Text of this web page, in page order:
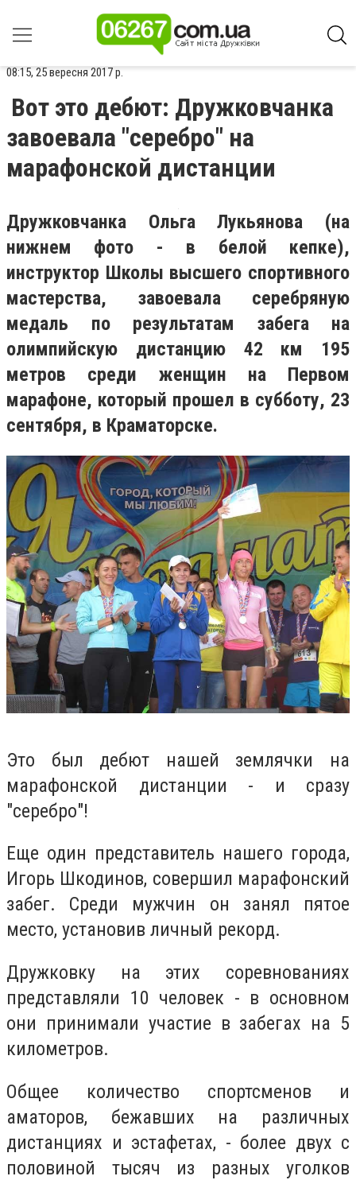
08:15, 25 вересня 2017 р.
Вот это дебют: Дружковчанка
завоевала "серебро" на
марафонской дистанции
Дружковчанка Ольга Лукьянова (на
нижнем фото - в белой кепке),
инструктор Школы высшего спортивного
мастерства, завоевала серебряную
медаль по результатам забега на
олимпийскую дистанцию 42 км 195
метров среди женщин на Первом
марафоне, который прошел в субботу, 23
сентября, в Краматорске.
Это был дебют нашей землячки на
марафонской дистанции - и сразу
"серебро"!
Еще один представитель нашего города,
Игорь Шкодинов, совершил марафонский
забег. Среди мужчин он занял пятое
место, установив личный рекорд.
Дружковку на этих соревнованиях
представляли 10 человек - в основном
они принимали участие в забегах на 5
километров.
Общее количество спортсменов и
аматоров, бежавших на различных
дистанциях и эстафетах, - более двух с
половиной тысяч из разных уголков